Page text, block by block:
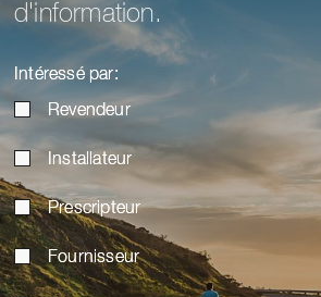
d'information.
Intéressé par:
Revendeur
Installateur
Prescripteur
Fournisseur